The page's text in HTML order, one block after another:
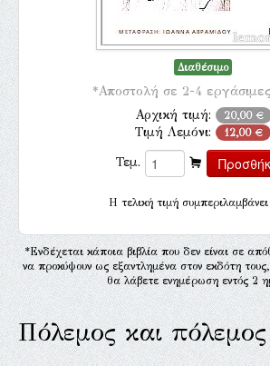
Διαθέσιμο
*Αποστολή σε 2-4
Αρχική τιμή: 20,00 €
Τιμή Λεμόνι: 12,00 €
Τεμ.
H τελική τιμή
*Ενδέχεται κάποια βιβλία που δεν είναι σε
να προκύψουν ως εξαντλημένα στον εκδότη
θα λάβετε ενημέρωση εντός 2
Πόλεμος και πόλεμος